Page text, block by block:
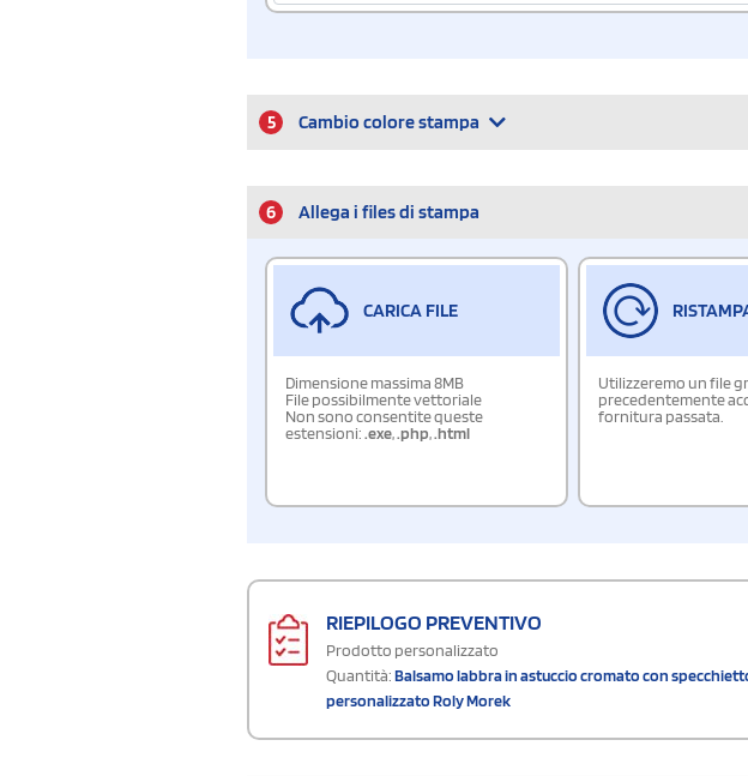
5 Cambio colore stampa
6 Allega i files di stampa
CARICA FILE
Dimensione massima 8MB
File possibilmente vettoriale
Non sono consentite queste
estensioni:.exe,.php,.html
Utilizzeremo un file
precedentemente
fornitura passata.
RIEPILOGO PREVENTIVO
Prodotto personalizzato
Quantità:Balsamo labbra in astuccio cromato con
personalizzato Roly Morek